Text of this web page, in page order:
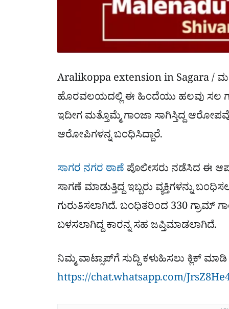
Aralikoppa extension in Sagara /
ಹೊರವಲಯದಲ್ಲಿ ಈ ಹಿಂದೆಯು ಹಲವು ಸಲ
ಇದೀಗ ಮತ್ತೊಮ್ಮೆ ಗಾಂಜಾ ಸಾಗಿಸ್ತಿದ್ದ
ಆರೋಪಿಗಳನ್ನ ಬಂಧಿಸಿದ್ದಾರೆ.
ಸಾಗರ ನಗರ ಠಾಣೆ ಪೊಲೀಸರು ನಡೆಸಿದ ಈ
ಸಾಗಣೆ ಮಾಡುತ್ತಿದ್ದ ಇಬ್ಬರು ವ್ಯಕ್ತಿಗಳನ್ನು
ಗುರುತಿಸಲಾಗಿದೆ. ಬಂಧಿತರಿಂದ 330 ಗ್ರಾಮ್​
ಬಳಸಲಾಗಿದ್ದ ಕಾರನ್ನ ಸಹ ಜಪ್ತಿಮಾಡಲಾಗಿದೆ.
ನಿಮ್ಮ ವಾಟ್ಸಾಪ್​ಗೆ ಸುದ್ದಿ ಕಳುಹಿಸಲು ಕ್ಲಿಕ್​
https://chat.whatsapp.com/